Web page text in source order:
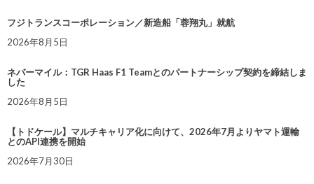
フジトランスコーポレーション／新造船「蓉翔丸」就航
2026年8月5日
ネバーマイル：TGR Haas F1 Teamとのパートナーシップ契約を締結しま
した
2026年8月5日
【トドケール】マルチキャリア化に向けて、2026年7月よりヤマト運輸
とのAPI連携を開始
2026年7月30日